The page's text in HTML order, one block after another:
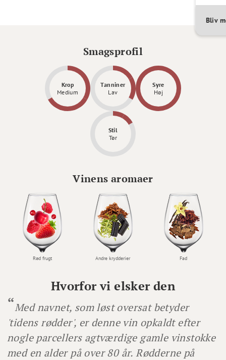
Bliv
Hvorfor vi elsker den
Med navnet, som løst oversat betyder
'tidens rødder', er denne vin opkaldt efter
nogle parcellers agtværdige gamle vinstokke
med en alder på over 80 år. Rødderne på
Smagsprofil
Krop
Medium
Tanniner
Lav
Syre
Høj
Stil
Tør
Vinens aromaer
Rød frugt Andre krydderier Fad